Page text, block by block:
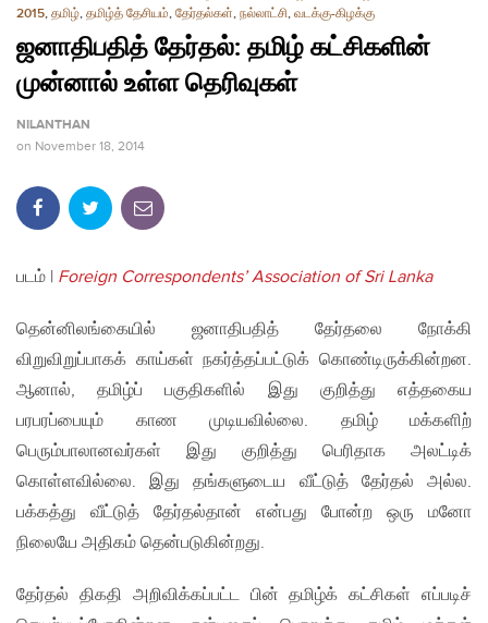
2015, தமிழ், தமிழ்த் தேசியம், தேர்தல்கள், நல்லாட்சி, வடக்கு-கிழக்கு
ஜனாதிபதித் தேர்தல்: தமிழ் கட்சிகளின்
முன்னால் உள்ள தெரிவுகள்
NILANTHAN
on November 18, 2014
படம் | Foreign Correspondents’ Association of Sri Lanka
தென்னிலங்கையில் ஜனாதிபதித் தேர்தலை நோக்கி
விறுவிறுப்பாகக் காய்கள் நகர்த்தப்பட்டுக் கொண்டிருக்கின்றன.
ஆனால், தமிழ்ப் பகுதிகளில் இது குறித்து எத்தகைய
பரபரப்பையும் காண முடியவில்லை. தமிழ் மக்களிற்
பெரும்பாலானவர்கள் இது குறித்து பெரிதாக அலட்டிக்
கொள்ளவில்லை. இது தங்களுடைய வீட்டுத் தேர்தல் அல்ல.
பக்கத்து வீட்டுத் தேர்தல்தான் என்பது போன்ற ஒரு மனோ
நிலையே அதிகம் தென்படுகின்றது.
தேர்தல் திகதி அறிவிக்கப்பட்ட பின் தமிழ்க் கட்சிகள் எப்படிச்